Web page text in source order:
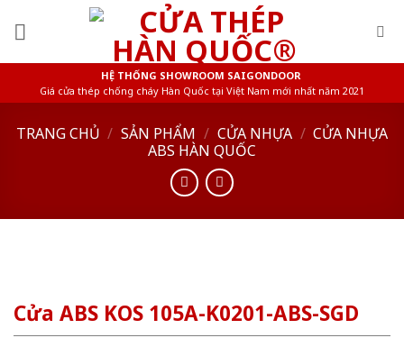
HỆ THỐNG SHOWROOM SAIGONDOOR
Giá cửa thép chống cháy Hàn Quốc tại Việt Nam mới nhất năm 2021
TRANG CHỦ / SẢN PHẨM / CỬA NHỰA / CỬA NHỰA
ABS HÀN QUỐC
Cửa ABS KOS 105A-K0201-ABS-SGD